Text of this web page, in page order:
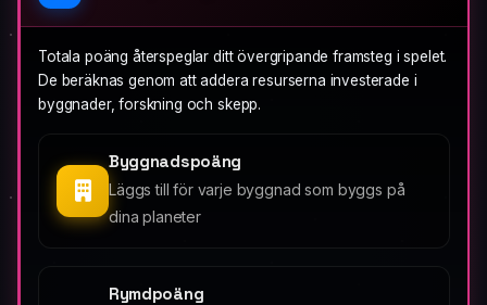
Totala poäng återspeglar ditt övergripande framsteg i spelet.
De beräknas genom att addera resurserna investerade i
byggnader, forskning och skepp.
Byggnadspoäng
Läggs till för varje byggnad som byggs på
dina planeter
Rymdpoäng